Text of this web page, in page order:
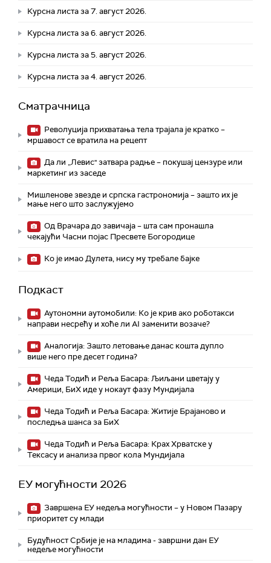
Курсна листа за 7. август 2026.
Курсна листа за 6. август 2026.
Курсна листа за 5. август 2026.
Курсна листа за 4. август 2026.
Сматрачница
Револуција прихватања тела трајала је кратко –
мршавост се вратила на рецепт
Да ли „Левис" затвара радње – покушај цензуре или
маркетинг из заседе
Мишленове звезде и српска гастрономија – зашто их је
мање него што заслужујемо
Од Врачара до завичаја – шта сам пронашла
чекајући Часни појас Пресвете Богородице
Ко је имао Дулета, нису му требале бајке
Подкаст
Аутономни аутомобили: Ко је крив ако роботакси
направи несрећу и хоће ли AI заменити возаче?
Аналогија: Зашто летовање данас кошта дупло
више него пре десет година?
Чеда Тодић и Реља Басара: Љиљани цветају у
Америци, БиХ иде у нокаут фазу Мундијала
Чеда Тодић и Реља Басара: Житије Брајаново и
последња шанса за БиХ
Чеда Тодић и Реља Басара: Крах Хрватске у
Тексасу и анализа првог кола Мундијала
ЕУ могућности 2026
Завршена ЕУ недеља могућности – у Новом Пазару
приоритет су млади
Будућност Србије је на младима - завршни дан ЕУ
недеље могућности